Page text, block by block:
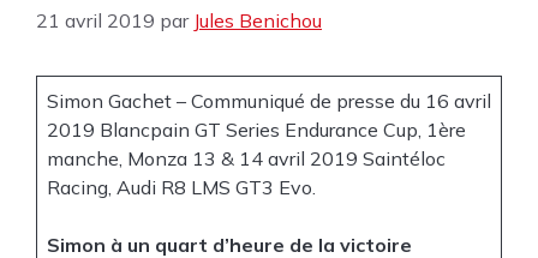
21 avril 2019 par Jules Benichou
Simon Gachet – Communiqué de presse du 16 avril
2019 Blancpain GT Series Endurance Cup, 1ère
manche, Monza 13 & 14 avril 2019 Saintéloc
Racing, Audi R8 LMS GT3 Evo.
Simon à un quart d’heure de la victoire